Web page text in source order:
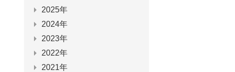
2025年
2024年
2023年
2022年
2021年